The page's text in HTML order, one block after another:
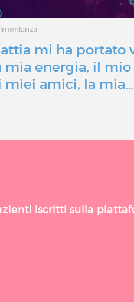
mi ha portato
mia energia, il mio
miei amici, la mia…
iscritti sulla